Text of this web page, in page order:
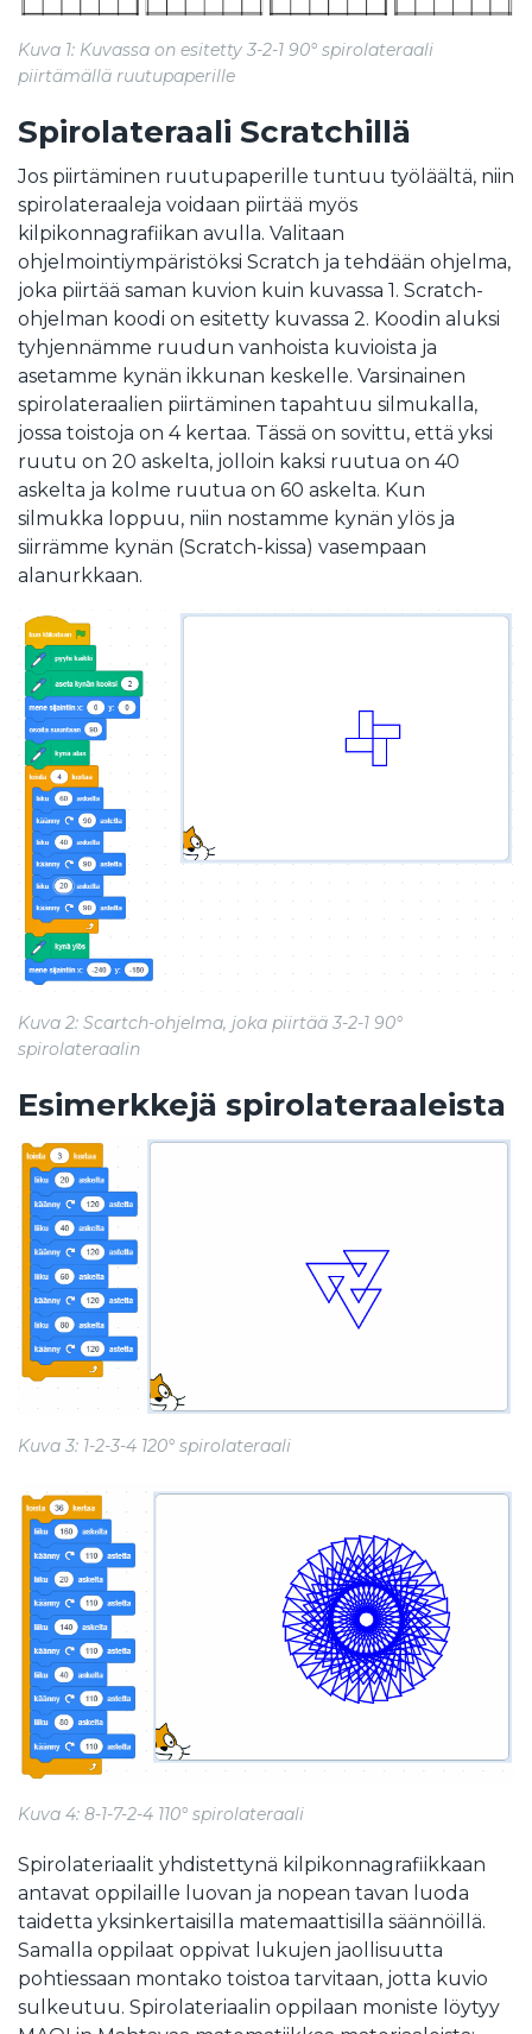
Kuva 1: Kuvassa on esitetty 3-2-1 90° spirolateraali
piirtämällä ruutupaperille
Spirolateraali Scratchillä
Jos piirtäminen ruutupaperille tuntuu työläältä, niin
spirolateraaleja voidaan piirtää myös
kilpikonnagrafiikan avulla. Valitaan
ohjelmointiympäristöksi Scratch ja tehdään ohjelma,
joka piirtää saman kuvion kuin kuvassa 1. Scratch-
ohjelman koodi on esitetty kuvassa 2. Koodin aluksi
tyhjennämme ruudun vanhoista kuvioista ja
asetamme kynän ikkunan keskelle. Varsinainen
spirolateraalien piirtäminen tapahtuu silmukalla,
jossa toistoja on 4 kertaa. Tässä on sovittu, että yksi
ruutu on 20 askelta, jolloin kaksi ruutua on 40
askelta ja kolme ruutua on 60 askelta. Kun
silmukka loppuu, niin nostamme kynän ylös ja
siirrämme kynän (Scratch-kissa) vasempaan
alanurkkaan.
Kuva 2: Scartch-ohjelma, joka piirtää 3-2-1 90°
spirolateraalin
Esimerkkejä spirolateraaleista
Kuva 3: 1-2-3-4 120° spirolateraali
Kuva 4: 8-1-7-2-4 110° spirolateraali
Spirolateriaalit yhdistettynä kilpikonnagrafiikkaan
antavat oppilaille luovan ja nopean tavan luoda
taidetta yksinkertaisilla matemaattisilla säännöillä.
Samalla oppilaat oppivat lukujen jaollisuutta
pohtiessaan montako toistoa tarvitaan, jotta kuvio
sulkeutuu. Spirolateriaalin oppilaan moniste löytyy